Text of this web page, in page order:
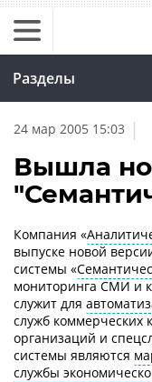
Разделы
24 мар 2005 15:03 |
Вышла
Компания «
выпуске новой
системы «
мониторинга СМИ и
служит для
служб коммерческих
организаций и
системы являются
службы